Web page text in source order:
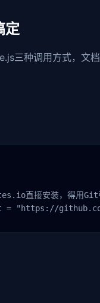
定
三种调用方式，文
直接安装，得用Git
= "https://